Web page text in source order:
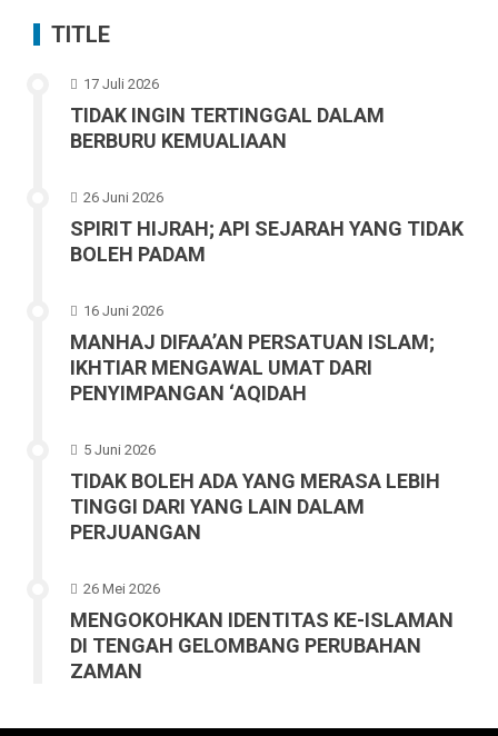
TITLE
17 Juli 2026
TIDAK INGIN TERTINGGAL DALAM
BERBURU KEMUALIAAN
26 Juni 2026
SPIRIT HIJRAH; API SEJARAH YANG TIDAK
BOLEH PADAM
16 Juni 2026
MANHAJ DIFAA’AN PERSATUAN ISLAM;
IKHTIAR MENGAWAL UMAT DARI
PENYIMPANGAN ‘AQIDAH
5 Juni 2026
TIDAK BOLEH ADA YANG MERASA LEBIH
TINGGI DARI YANG LAIN DALAM
PERJUANGAN
26 Mei 2026
MENGOKOHKAN IDENTITAS KE-ISLAMAN
DI TENGAH GELOMBANG PERUBAHAN
ZAMAN